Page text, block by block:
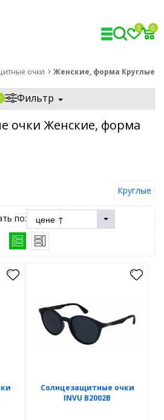
0 0
очки Женские, форма Круглые
Фильтр
очки Женские, форма
Круглые
по:
Солнцезащитные очки
INVU B2002B